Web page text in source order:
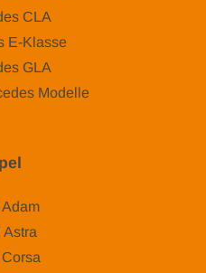
CLA
E-Klasse
GLA
Modelle
Astra